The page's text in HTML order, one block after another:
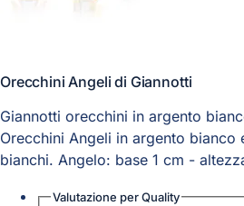
Orecchini Angeli di Giannotti
Giannotti orecchini in argento
Orecchini Angeli in argento bianco
bianchi. Angelo: base 1 cm -
Valutazione perQuality